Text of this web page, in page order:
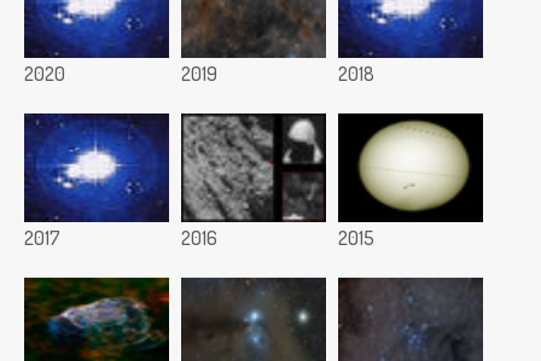
2020 2019 2018
2017 2016 2015